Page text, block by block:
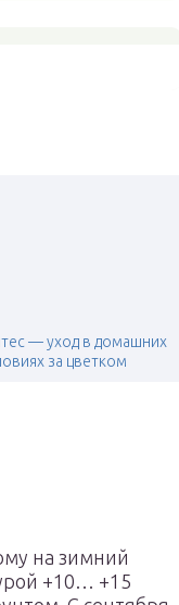
— уход в домашних
за цветком
на зимний
+10… +15